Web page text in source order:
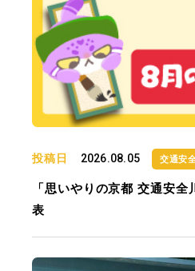
投稿日 2026.08.05 交通安
「思いやりの京都 交通安
表